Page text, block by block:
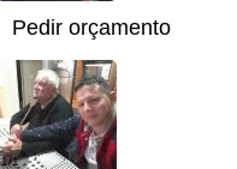
Pedir orçamento
1/1